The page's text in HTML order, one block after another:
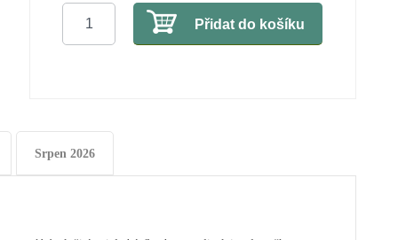
Přidat do košíku
Srpen 2026